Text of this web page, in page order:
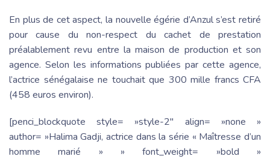
En plus de cet aspect, la nouvelle égérie d’Anzul s’est retiré
pour cause du non-respect du cachet de prestation
préalablement revu entre la maison de production et son
agence. Selon les informations publiées par cette agence,
l’actrice sénégalaise ne touchait que 300 mille francs CFA
(458 euros environ).
[penci_blockquote style= »style-2″ align= »none »
author= »Halima Gadji, actrice dans la série « Maîtresse d’un
homme marié » » font_weight= »bold »